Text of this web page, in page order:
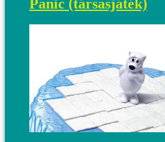
Panic (társasjáték)